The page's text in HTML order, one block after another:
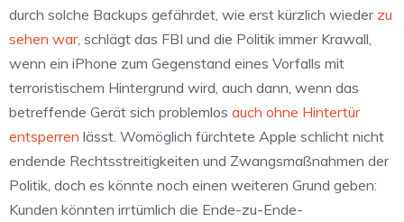
durch solche Backups gefährdet, wie erst kürzlich wieder zu
sehen war, schlägt das FBI und die Politik immer Krawall,
wenn ein iPhone zum Gegenstand eines Vorfalls mit
terroristischem Hintergrund wird, auch dann, wenn das
betreffende Gerät sich problemlos auch ohne Hintertür
entsperren lässt. Womöglich fürchtete Apple schlicht nicht
endende Rechtsstreitigkeiten und Zwangsmaßnahmen der
Politik, doch es könnte noch einen weiteren Grund geben:
Kunden könnten irrtümlich die Ende-zu-Ende-